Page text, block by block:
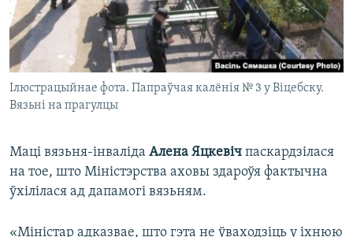
Ілюстрацыйнае фота. Папраўчая калёнія № 3 у Віцебску.
Вязьні на прагулцы
​Маці вязьня-інваліда Алена Яцкевіч паскардзілася
на тое, што Міністэрства аховы здароўя фактычна
ўхілілася ад дапамогі вязьням.
«Міністар адказвае, што гэта не ўваходзіць у іхнюю